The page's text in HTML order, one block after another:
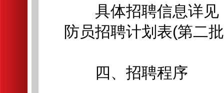
具体招聘信息详见
防员招聘计划表(第二
四、招聘程序